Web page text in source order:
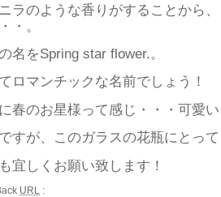
ラのような香りがすることから
・。
名をSpring star flower.。
ロマンチックな名前でしょう！
春のお星様って感じ・・・可愛
すが、このガラスの花瓶にとっ
宜しくお願い致します！
URL :